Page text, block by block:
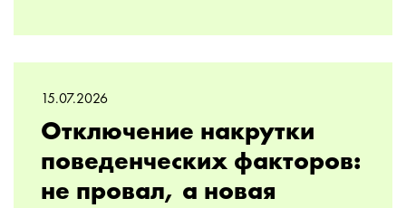
15.07.2026
Отключение накрутки
поведенческих факторов:
не провал, а новая